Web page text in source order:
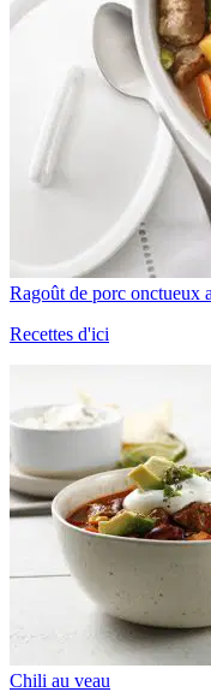
Ragoût de porc onctueux
Recettes d'ici
Chili au veau